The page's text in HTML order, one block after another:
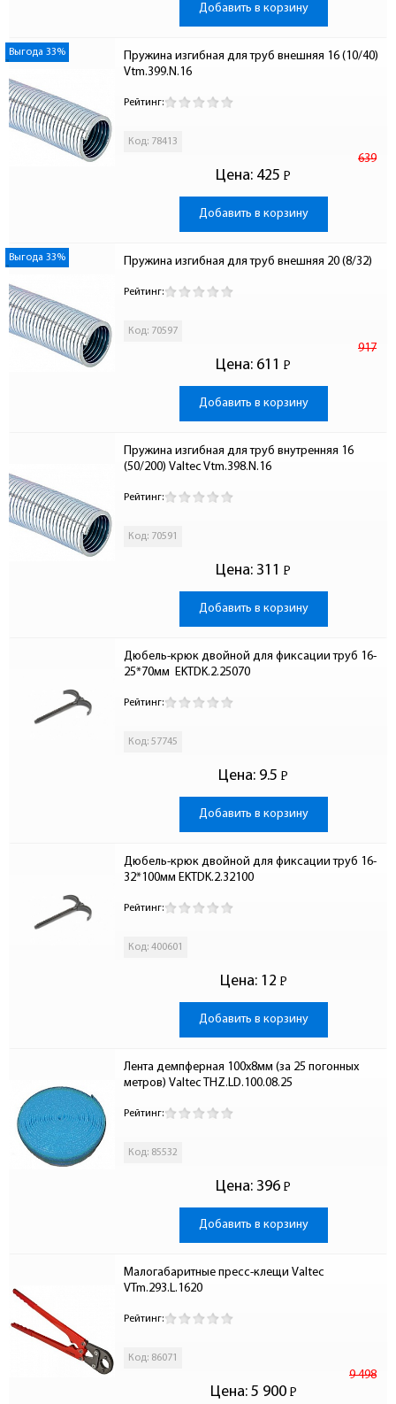
Добавить в корзину
Выгода 33%
Пружина изгибная для труб внешняя 16 (10/40)
Vtm.399.N.16
Рейтинг:
Код: 78413
Цена:
639
425 Р
-
Добавить в корзину
Выгода 33% Пружина изгибная для труб внешняя 20 (8/32)
Рейтинг:
Код: 70597
Цена:
917
611 Р
-
Добавить в корзину
Пружина изгибная для труб внутренняя 16
(50/200) Valtec Vtm.398.N.16
Рейтинг:
Код: 70591
Цена: 311 Р
-
Добавить в корзину
Дюбель-крюк двойной для фиксации труб 16-
25*70мм  EKTDK.2.25070
Рейтинг:
Код: 57745
Цена: 9.5 Р
-
Добавить в корзину
Дюбель-крюк двойной для фиксации труб 16-
32*100мм EKTDK.2.32100
Рейтинг:
Код: 400601
Цена: 12 Р
-
Добавить в корзину
Лента демпферная 100х8мм (за 25 погонных
метров) Valtec THZ.LD.100.08.25
Рейтинг:
Код: 85532
Цена: 396 Р
-
Добавить в корзину
Малогабаритные пресс-клещи Valtec
VTm.293.L.1620
Рейтинг:
Код: 86071
Цена:
9 498
5 900 Р
-